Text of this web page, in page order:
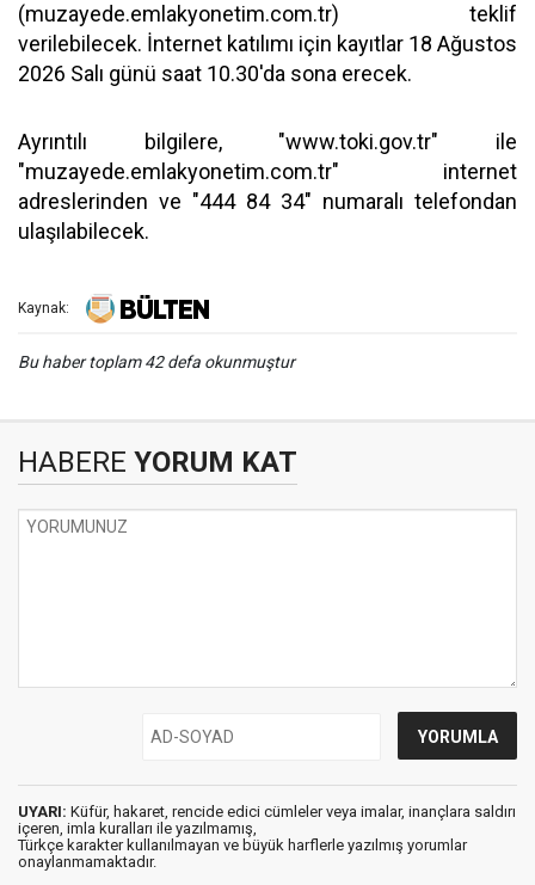
(muzayede.emlakyonetim.com.tr) teklif
verilebilecek. İnternet katılımı için kayıtlar 18 Ağustos
2026 Salı günü saat 10.30'da sona erecek.
Ayrıntılı bilgilere, "www.toki.gov.tr" ile
"muzayede.emlakyonetim.com.tr" internet
adreslerinden ve "444 84 34" numaralı telefondan
ulaşılabilecek.
Kaynak:
Bu haber toplam 42 defa okunmuştur
HABERE YORUM KAT
UYARI: Küfür, hakaret, rencide edici cümleler veya imalar, inançlara saldırı
içeren, imla kuralları ile yazılmamış,
Türkçe karakter kullanılmayan ve büyük harflerle yazılmış yorumlar
onaylanmamaktadır.